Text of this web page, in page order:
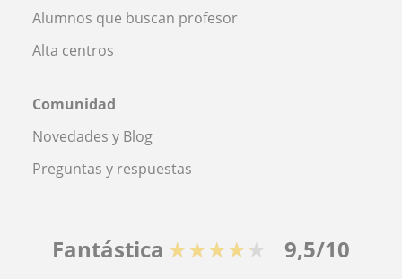
Alumnos que buscan profesor
Alta centros
Comunidad
Novedades y Blog
Preguntas y respuestas
Fantástica ★★★★★ 9,5/10